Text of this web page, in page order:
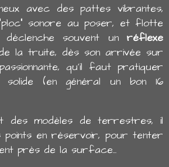
avec des pattes vibrantes,
sonore au poser, et flotte
souvent un réflexe
la truite, dès son arrivée sur
qu'il faut pratiquer
solide (en général un bon 16
des modèles de terrestres, il
points en réservoir, pour tenter
près de la surface...